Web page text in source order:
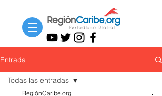
Entrada
Todas las entradas
RegiónCaribe.org